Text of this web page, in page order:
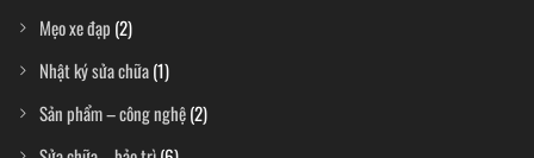
Mẹo xe đạp (2)
Nhật ký sửa chữa(1)
Sản phẩm – công nghệ(2)